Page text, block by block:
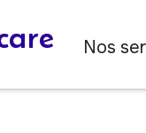
Nos